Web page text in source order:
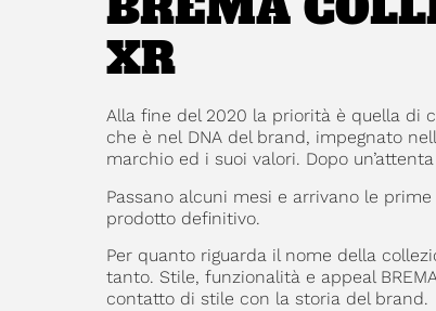
XR
Alla fine del 2020 la priorità è quella di
che è nel DNA del brand, impegnato
marchio ed i suoi valori. Dopo
Passano alcuni mesi e arrivano le
prodotto definitivo.
Per quanto riguarda il nome della
tanto. Stile, funzionalità e appeal
contatto di stile con la storia del brand.